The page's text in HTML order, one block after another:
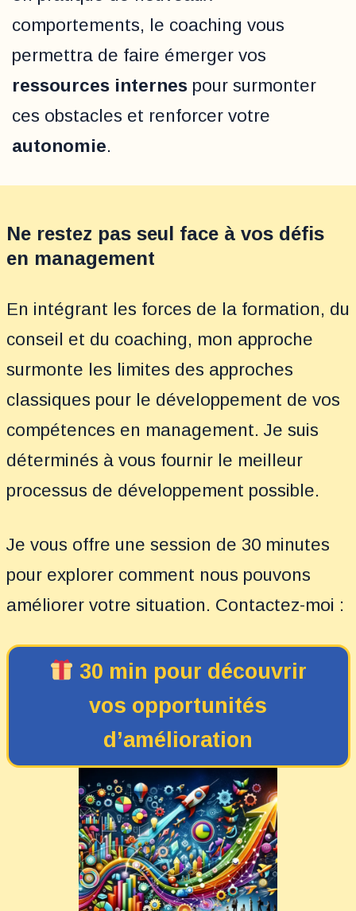
comportements, le coaching vous
permettra de faire émerger vos
ressources internes pour surmonter
ces obstacles et renforcer votre
autonomie.
Ne restez pas seul face à vos défis
en management
En intégrant les forces de la formation, du
conseil et du coaching, mon approche
surmonte les limites des approches
classiques pour le développement de vos
compétences en management. Je suis
déterminés à vous fournir le meilleur
processus de développement possible.
Je vous offre une session de 30 minutes
pour explorer comment nous pouvons
améliorer votre situation. Contactez-moi :
30 min pour découvrir
vos opportunités
d’amélioration